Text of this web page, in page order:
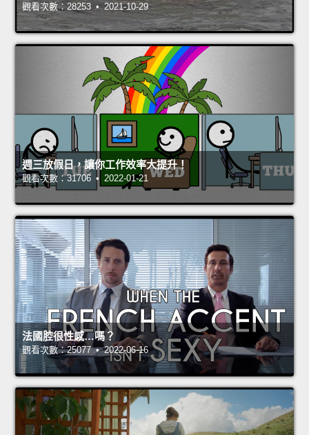
觀看次數：28253 • 2021-10-29
週三放假日，讓你工作效率大提升！
觀看次數：31706 • 2022-01-21
法國腔很性感…嗎？
觀看次數：25077 • 2022-06-16